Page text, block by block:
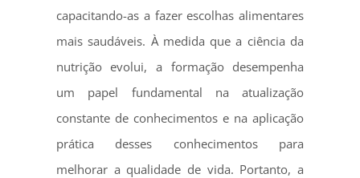
capacitando-as a fazer escolhas alimentares
mais saudáveis. À medida que a ciência da
nutrição evolui, a formação desempenha
um papel fundamental na atualização
constante de conhecimentos e na aplicação
prática desses conhecimentos para
melhorar a qualidade de vida. Portanto, a